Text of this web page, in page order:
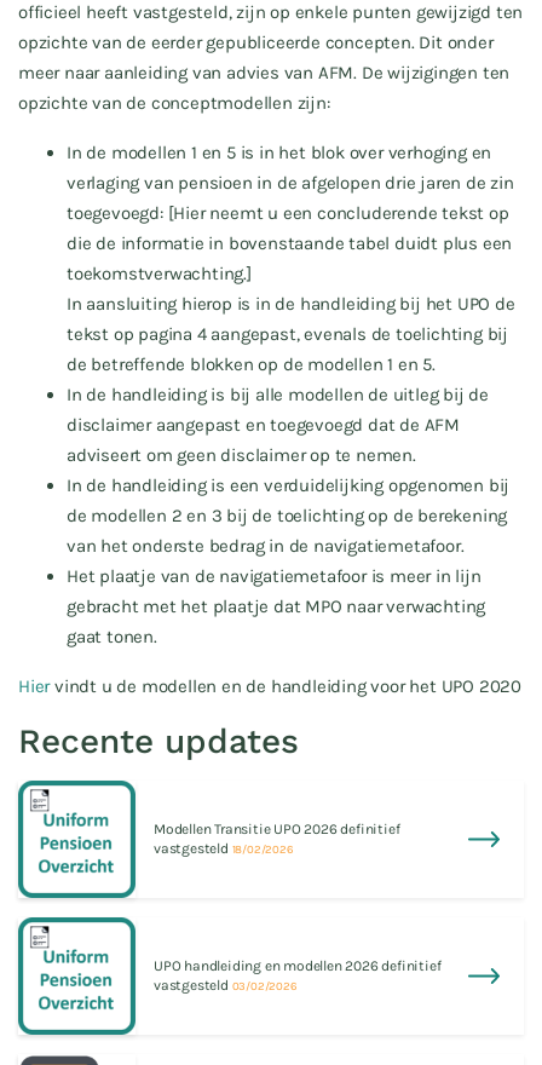
officieel heeft vastgesteld, zijn op enkele punten gewijzigd ten
opzichte van de eerder gepubliceerde concepten. Dit onder
meer naar aanleiding van advies van AFM. De wijzigingen ten
opzichte van de conceptmodellen zijn:
In de modellen 1 en 5 is in het blok over verhoging en
verlaging van pensioen in de afgelopen drie jaren de zin
toegevoegd: [Hier neemt u een concluderende tekst op
die de informatie in bovenstaande tabel duidt plus een
toekomstverwachting.]
In aansluiting hierop is in de handleiding bij het UPO de
tekst op pagina 4 aangepast, evenals de toelichting bij
de betreffende blokken op de modellen 1 en 5.
In de handleiding is bij alle modellen de uitleg bij de
disclaimer aangepast en toegevoegd dat de AFM
adviseert om geen disclaimer op te nemen.
In de handleiding is een verduidelijking opgenomen bij
de modellen 2 en 3 bij de toelichting op de berekening
van het onderste bedrag in de navigatiemetafoor.
Het plaatje van de navigatiemetafoor is meer in lijn
gebracht met het plaatje dat MPO naar verwachting
gaat tonen.
Hiervindt u de modellen en de handleiding voor het UPO 2020
Recente updates
Modellen Transitie UPO 2026 definitief
vastgesteld 18/02/2026
UPO handleiding en modellen 2026 definitief
vastgesteld 03/02/2026